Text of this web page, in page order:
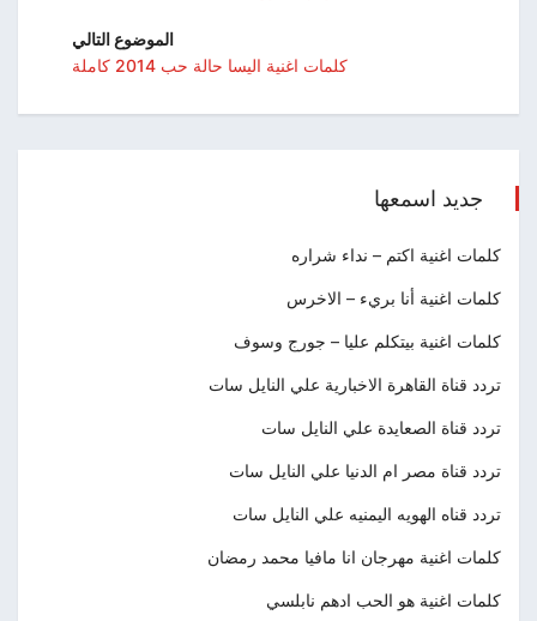
الموضوع التالي
كلمات اغنية اليسا حالة حب 2014 كاملة
جديد اسمعها
كلمات اغنية اكتم – نداء شراره
كلمات اغنية أنا بريء – الاخرس
كلمات اغنية بيتكلم عليا – جورج وسوف
تردد قناة القاهرة الاخبارية علي النايل سات
تردد قناة الصعايدة علي النايل سات
تردد قناة مصر ام الدنيا علي النايل سات
تردد قناه الهويه اليمنيه علي النايل سات
كلمات اغنية مهرجان انا مافيا محمد رمضان
كلمات اغنية هو الحب ادهم نابلسي